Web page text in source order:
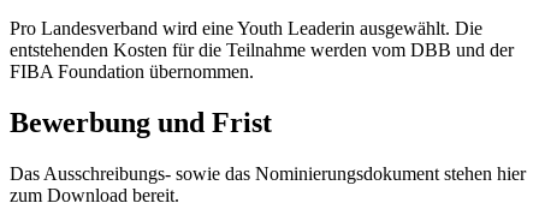
Pro Landesverband wird eine Youth Leaderin ausgewählt. Die
entstehenden Kosten für die Teilnahme werden vom DBB und der
FIBA Foundation übernommen.
Bewerbung und Frist
Das Ausschreibungs- sowie das Nominierungsdokument stehen hier
zum Download bereit.